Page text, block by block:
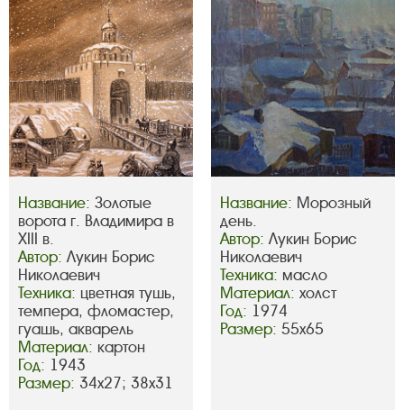
Название: Золотые
ворота г. Владимира в
XIII в.
Автор: Лукин Борис
Николаевич
Техника: цветная тушь,
темпера, фломастер,
гуашь, акварель
Материал: картон
Год: 1943
Размер: 34х27; 38х31
Название: Морозный
день.
Автор: Лукин Борис
Николаевич
Техника: масло
Материал: холст
Год: 1974
Размер: 55х65